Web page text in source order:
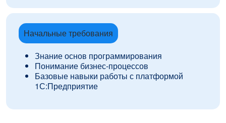
Начальные требования
Знание основ программирования
Понимание бизнес-процессов
Базовые навыки работы с платформой
1С:Предприятие